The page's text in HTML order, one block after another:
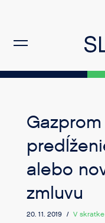
alebo
zmluvu
20. 11. 2019 / V skratke